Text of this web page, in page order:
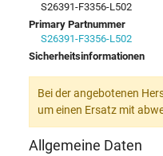
S26391-F3356-L502
Primary Partnummer
S26391-F3356-L502
Sicherheitsinformationen
Bei der angebotenen
um einen Ersatz mit
Allgemeine Daten